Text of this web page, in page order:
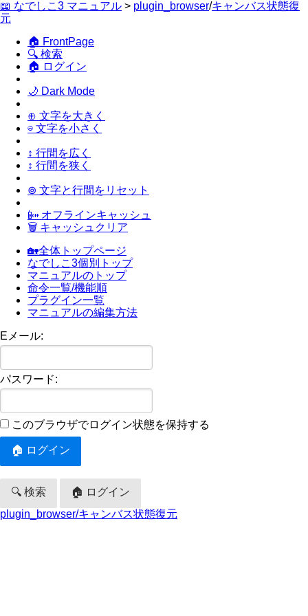
📖 なでしこ3 マニュアル > plugin_browser/キャンバス状態復
元
🏠 FrontPage
🔍 検索
🏠 ログイン
🌙 Dark Mode
⊕ 文字を大きく
⊖ 文字を小さく
↕ 行間を広く
↕ 行間を狭く
⊚ 文字と行間をリセット
📴 オフラインキャッシュ
🗑 キャッシュクリア
🏡全体トップページ
なでしこ3個別トップ
マニュアルのトップ
命令一覧/機能順
プラグイン一覧
マニュアルの編集方法
Eメール:
パスワード:
このブラウザでログイン状態を保持する
🔍 検索
🏠 ログイン
plugin_browser/キャンバス状態復元